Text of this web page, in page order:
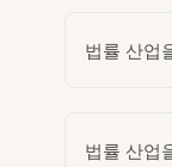
법률 산업
법률 산업